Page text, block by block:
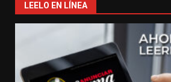
LEELO EN LÍNEA